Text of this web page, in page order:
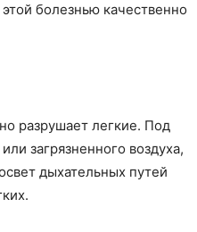
болезнью качественно
разрушает легкие. Под
загрязненного воздуха,
дыхательных путей